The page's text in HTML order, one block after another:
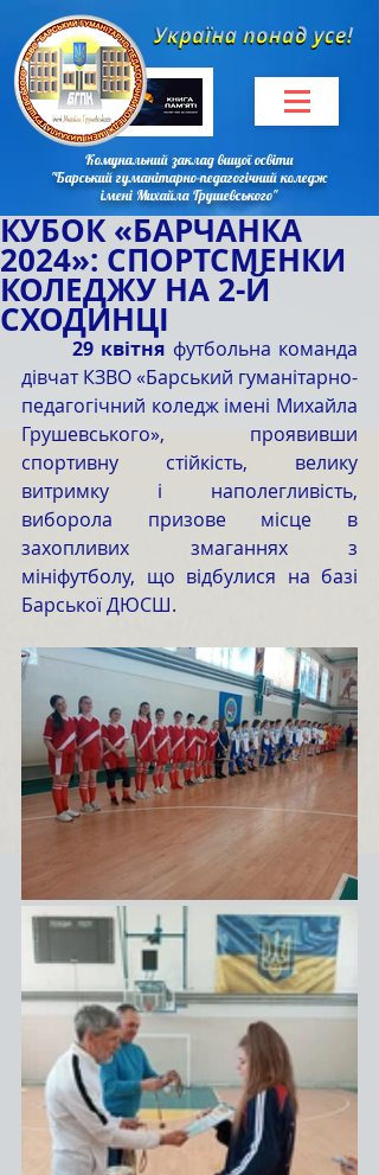
Комунальний заклад вищої освіти
"Барський гуманітарно-педагогічний коледж
імені Михайла Грушевського"
КУБОК «БАРЧАНКА
2024»: СПОРТСМЕНКИ
КОЛЕДЖУ НА 2-Й
СХОДИНЦІ
	29 квітня
футбольна команда
дівчат КЗВО «Барський гуманітарно-
педагогічний коледж імені Михайла
Грушевського», проявивши
спортивну стійкість, велику
витримку і наполегливість,
виборола призове місце в
захопливих змаганнях з
мініфутболу, що відбулися на базі
Барської ДЮСШ.